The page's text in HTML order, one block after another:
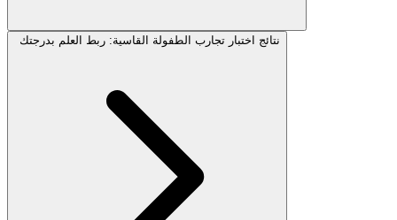
نتائج اختبار تجارب الطفولة القاسية: ربط العلم بدرجتك